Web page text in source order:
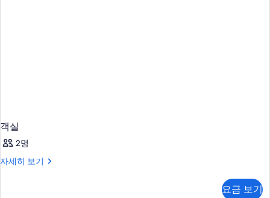
객실
2명
자세히 보기
객
요금 보기